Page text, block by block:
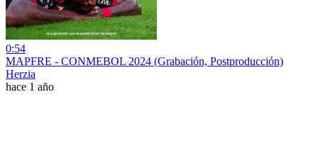
0:54
MAPFRE - CONMEBOL 2024 (Grabación, Postproducción)
Herzia
hace 1 año